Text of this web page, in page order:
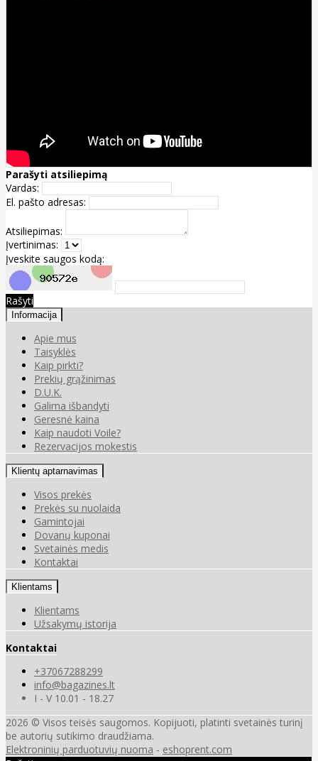
Parašyti atsiliepimą
Vardas:
El. pašto adresas:
Atsiliepimas:
Įvertinimas:
Įveskite saugos kodą:
Rašyti
Informacija
Apie mus
Taisyklės
Kaip pirkti?
Prekių grąžinimas
D.U.K.
Galima išbandyti
Geresnė kaina
Kaip naudoti Voile?
Rezervacijos mokestis
Klientų aptarnavimas
Visos prekės
Prekės su nuolaida
Gamintojai
Dovanų kuponai
Svetainės medis
Kontaktai
Klientams
Klientams
Užsakymų istorija
Kontaktai
+37067288299
info@bagazines.lt
I - V 10.01 - 18.27
2026 © Visos teisės saugomos. Kopijuoti, platinti svetainės turinį
be autorių sutikimo draudžiama.
Elektroninių parduotuvių nuoma - eshoprent.com